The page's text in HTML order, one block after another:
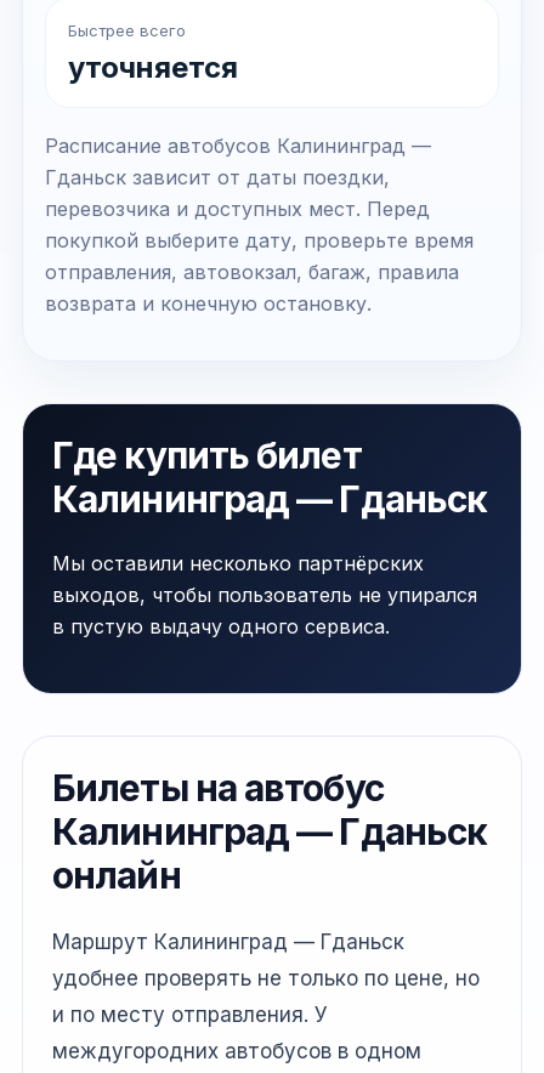
Быстрее всего
уточняется
Расписание автобусов Калининград —
Гданьск зависит от даты поездки,
перевозчика и доступных мест. Перед
покупкой выберите дату, проверьте время
отправления, автовокзал, багаж, правила
возврата и конечную остановку.
Где купить билет
Калининград — Гданьск
Мы оставили несколько партнёрских
выходов, чтобы пользователь не упирался
в пустую выдачу одного сервиса.
Билеты на автобус
Калининград — Гданьск
онлайн
Маршрут Калининград — Гданьск
удобнее проверять не только по цене, но
и по месту отправления. У
междугородних автобусов в одном